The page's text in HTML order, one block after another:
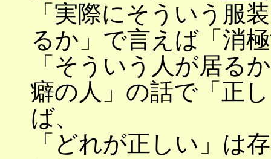
「実際にそういう服
るか」で言えば「消
「そういう人が居る
癖の人」の話で「正
ば、
「どれが正しい」は